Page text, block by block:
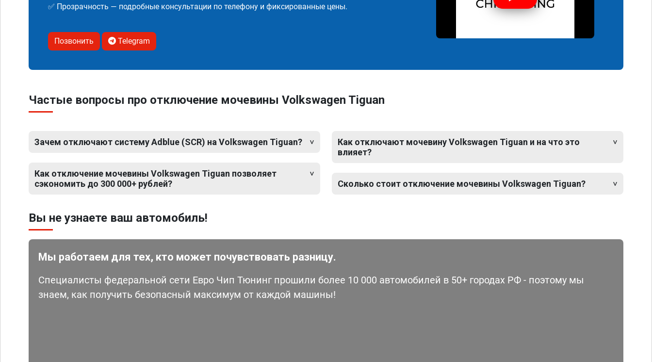
✅ Прозрачность — подробные консультации по телефону и фиксированные цены.
Позвонить Telegram
Частые вопросы про отключение мочевины Volkswagen Tiguan
Зачем отключают систему Adblue (SCR) на Volkswagen Tiguan?
Как отключение мочевины Volkswagen Tiguan позволяет
сэкономить до 300 000+ рублей?
Как отключают мочевину Volkswagen Tiguan и на что это
влияет?
Сколько стоит отключение мочевины Volkswagen Tiguan?
Вы не узнаете ваш автомобиль!
Мы работаем для тех, кто может почувствовать разницу.
Специалисты федеральной сети Евро Чип Тюнинг прошили более 10 000 автомобилей в 50+ городах РФ - поэтому мы
знаем, как получить безопасный максимум от каждой машины!